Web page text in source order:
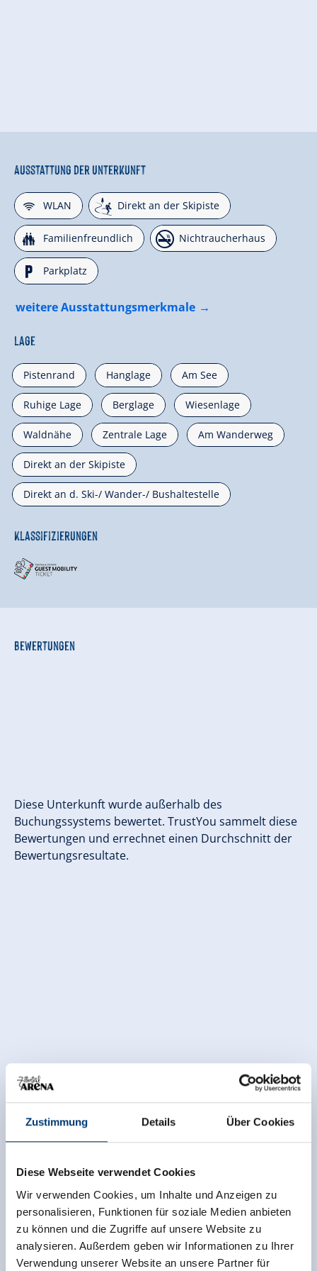
Zustimmung Details Über Cookies
Diese Webseite verwendet Cookies
Wir verwenden Cookies, um Inhalte und Anzeigen zu
personalisieren, Funktionen für soziale Medien anbieten
zu können und die Zugriffe auf unsere Website zu
analysieren. Außerdem geben wir Informationen zu Ihrer
Verwendung unserer Website an unsere Partner für
Ausstattung der Unterkunft
🜉WLAN 🞷Direkt an der Skipiste
🍺Familienfreundlich 🏝Nichtraucherhaus
🐈Parkplatz
weitere Ausstattungsmerkmale
Lage
Pistenrand Hanglage Am See
Ruhige Lage Berglage Wiesenlage
Waldnähe Zentrale Lage Am Wanderweg
Direkt an der Skipiste
Direkt an d. Ski-/ Wander-/ Bushaltestelle
Klassifizierungen
Bewertungen
Diese Unterkunft wurde außerhalb des
Buchungssystems bewertet. TrustYou sammelt diese
Bewertungen und errechnet einen Durchschnitt der
Bewertungsresultate.